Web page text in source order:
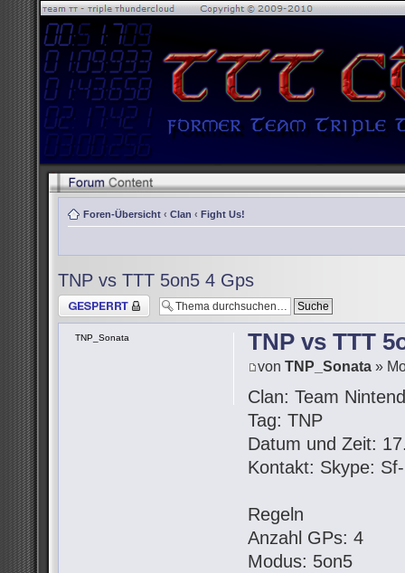
Foren-Übersicht ‹ Clan ‹ Fight Us!
TNP vs TTT 5on5 4 Gps
Thema gesperrt
TNP vs TTT
vonTNP_Sonata »
Clan: Team
Tag: TNP
Datum und Zeit:
Kontakt: Skype:
Regeln
Anzahl GPs: 4
Modus: 5on5
TNP_Sonata